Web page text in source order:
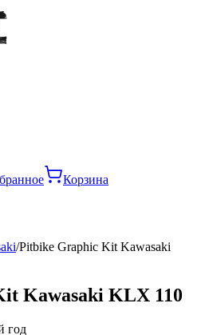
Корзина
/Pitbike Graphic Kit Kawasaki
Kawasaki KLX 110
год